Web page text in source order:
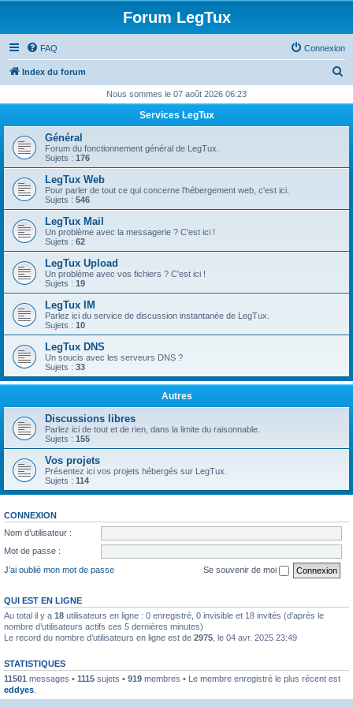
Forum LegTux
FAQ Connexion
Index du forum
h
r
Nous sommes le 07 août 2026 06:23
Services LegTux
Général
Forum du fonctionnement général de LegTux.
Sujets : 176
LegTux Web
Pour parler de tout ce qui concerne l'hébergement web, c'est ici.
Sujets : 546
LegTux Mail
Un problème avec la messagerie ? C'est ici !
Sujets : 62
LegTux Upload
Un problème avec vos fichiers ? C'est ici !
Sujets : 19
LegTux IM
Parlez ici du service de discussion instantanée de LegTux.
Sujets : 10
LegTux DNS
Un soucis avec les serveurs DNS ?
Sujets : 33
Autres
Discussions libres
Parlez ici de tout et de rien, dans la limite du raisonnable.
Sujets : 155
Vos projets
Présentez ici vos projets hébergés sur LegTux.
Sujets : 114
CONNEXION
Nom d’utilisateur :
Mot de passe :
J’ai oublié mon mot de passe
Se souvenir de moi
QUI EST EN LIGNE
Au total il y a 18 utilisateurs en ligne : 0 enregistré, 0 invisible et 18 invités (d’après le
nombre d’utilisateurs actifs ces 5 dernières minutes)
Le record du nombre d’utilisateurs en ligne est de 2975 , le 04 avr. 2025 23:49
STATISTIQUES
11501 messages • 1115 sujets • 919 membres • Le membre enregistré le plus récent est
eddyes